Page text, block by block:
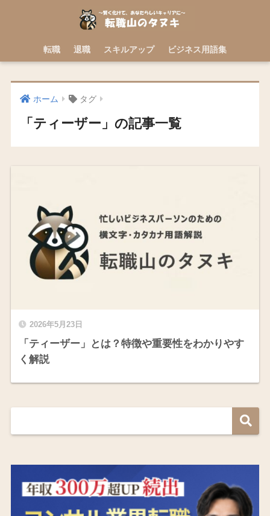
転職 退職 スキルアップ ビジネス用語集
ホーム タグ
「ティーザー」の記事一覧
2026年5月23日
「ティーザー」とは？特徴や重要性をわかりやす
く解説